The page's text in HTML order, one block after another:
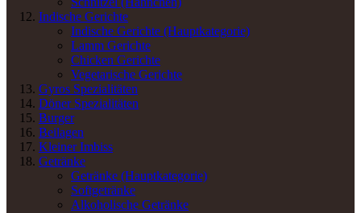
Indische Gerichte
Indische Gerichte (Hauptkategorie)
Lamm Gerichte
Chicken Gerichte
Vegetarische Gerichte
Gyros Spezialitäten
Döner Spezialitäten
Burger
Beilagen
Kleiner Imbiss
Getränke
Getränke (Hauptkategorie)
Softgetränke
Alkoholische Getränke